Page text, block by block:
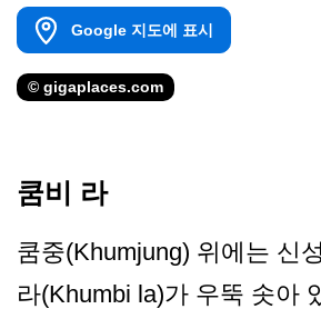
Google 지도에 표시
© gigaplaces.com
쿰비 라
쿰중(Khumjung) 위에는 신
라(Khumbi la)가 우뚝 솟아